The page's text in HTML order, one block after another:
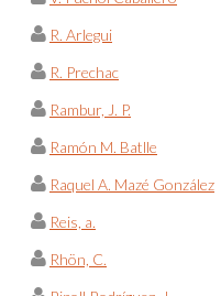
R. Arlegui
R. Prechac
Rambur, J. P.
Ramón M. Batlle
Raquel A. Mazé González
Reis, a.
Rhön, C.